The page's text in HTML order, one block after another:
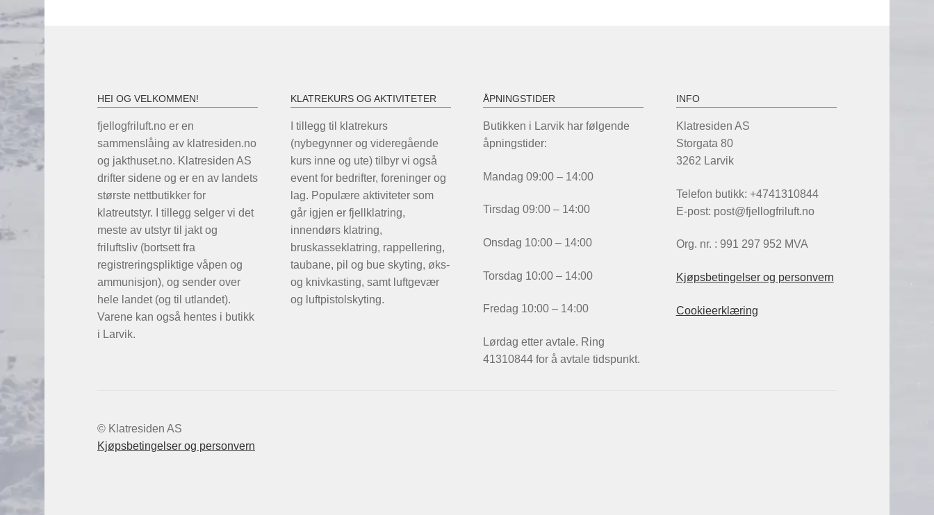
HEI OG VELKOMMEN!
fjellogfriluft.no er en
sammenslåing av klatresiden.no
og jakthuset.no. Klatresiden AS
drifter sidene og er en av landets
største nettbutikker for
klatreutstyr. I tillegg selger vi det
meste av utstyr til jakt og
friluftsliv (bortsett fra
registreringspliktige våpen og
ammunisjon), og sender over
hele landet (og til utlandet).
Varene kan også hentes i butikk
i Larvik.
KLATREKURS OG AKTIVITETER
I tillegg til klatrekurs
(nybegynner og videregående
kurs inne og ute) tilbyr vi også
event for bedrifter, foreninger og
lag. Populære aktiviteter som
går igjen er fjellklatring,
innendørs klatring,
bruskasseklatring, rappellering,
taubane, pil og bue skyting, øks-
og knivkasting, samt luftgevær
og luftpistolskyting.
ÅPNINGSTIDER
Butikken i Larvik har følgende
åpningstider:
Mandag 09:00 – 14:00
Tirsdag 09:00 – 14:00
Onsdag 10:00 – 14:00
Torsdag 10:00 – 14:00
Fredag 10:00 – 14:00
Lørdag etter avtale. Ring
41310844 for å avtale tidspunkt.
INFO
Klatresiden AS
Storgata 80
3262 Larvik
Telefon butikk: +4741310844
E-post: post@fjellogfriluft.no
Org. nr. : 991 297 952 MVA
Kjøpsbetingelser og personvern
Cookieerklæring
© Klatresiden AS
Kjøpsbetingelser og personvern